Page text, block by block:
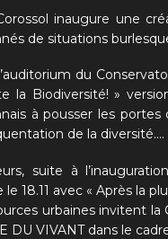
inaugure une
de situations
du
la Biodiversité! »
à pousser les
de la diversité….
suite à
le 18.11 avec « Après la
urbaines invitent
DU VIVANT dans le